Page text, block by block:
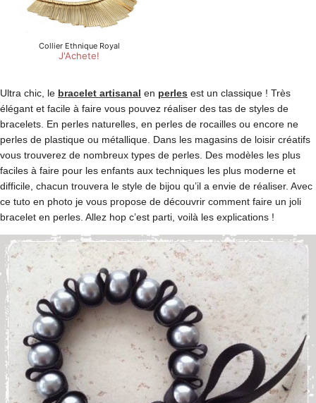
Ultra chic, le bracelet artisanal en perles est un classique ! Très
élégant et facile à faire vous pouvez réaliser des tas de styles de
bracelets. En perles naturelles, en perles de rocailles ou encore ne
perles de plastique ou métallique. Dans les magasins de loisir créatifs
vous trouverez de nombreux types de perles. Des modèles les plus
faciles à faire pour les enfants aux techniques les plus moderne et
difficile, chacun trouvera le style de bijou qu’il a envie de réaliser. Avec
ce tuto en photo je vous propose de découvrir comment faire un joli
bracelet en perles. Allez hop c’est parti, voilà les explications !